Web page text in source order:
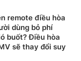
remote điều hòa
dùng bỏ phí
buốt? Điều hòa
sẽ thay đổi suy